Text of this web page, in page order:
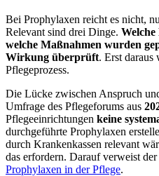
Bei Prophylaxen reicht es nicht,
Relevant sind drei Dinge.
welche Maßnahmen wurden
Wirkung überprüft. Erst daraus
Pflegeprozess.
Die Lücke zwischen Anspruch
Umfrage des Pflegeforums aus
Pflegeeinrichtungen keine
durchgeführte Prophylaxen
durch Krankenkassen relevant
das erfordern. Darauf verweist
Prophylaxen in der Pflege.